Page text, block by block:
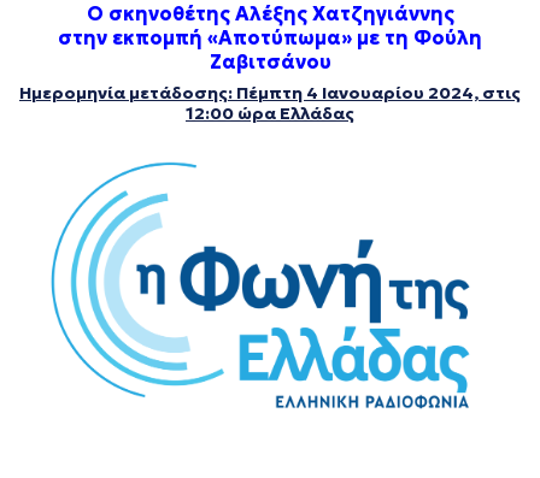
Ο σκηνοθέτης Αλέξης Χατζηγιάννης
στην εκπομπή «Αποτύπωμα» με τη Φούλη
Ζαβιτσάνου
Ημερομηνία μετάδοσης: Πέμπτη 4 Ιανουαρίου 2024, στις
12:00 ώρα Ελλάδας